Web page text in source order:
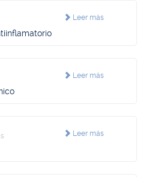
Leer más
Leer más
Leer más